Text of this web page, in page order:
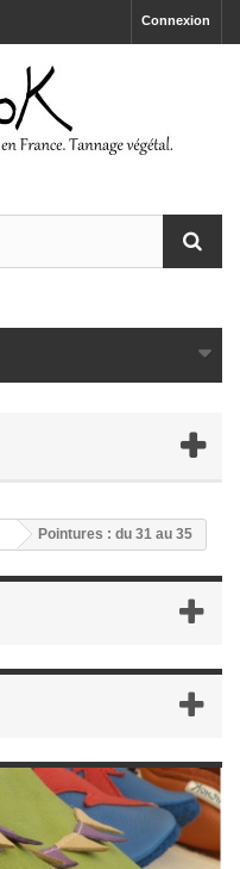
Connexion
Pointures : du 31 au 35